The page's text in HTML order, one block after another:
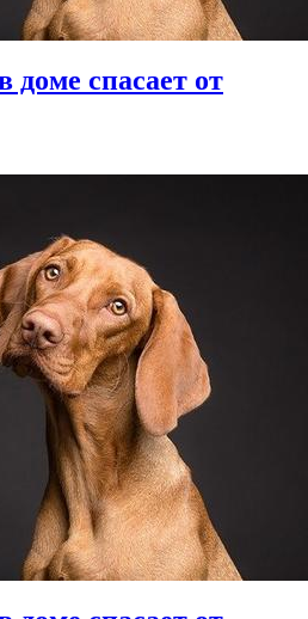
доме спасает от